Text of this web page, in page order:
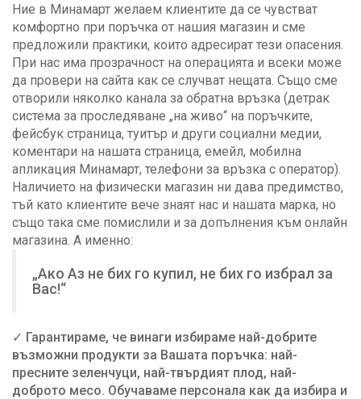
Ние в Минамарт желаем клиентите да се чувстват
комфортно при поръчка от нашия магазин и сме
предложили практики, които адресират тези опасения.
При нас има прозрачност на операцията и всеки може
да провери на сайта как се случват нещата. Също сме
отворили няколко канала за обратна връзка (детрак
система за проследяване „на живо“ на поръчките,
фейсбук страница, туитър и други социални медии,
коментари на нашата страница, емейл, мобилна
апликация Минамарт, телефони за връзка с оператор).
Наличието на физически магазин ни дава предимство,
тъй като клиентите вече знаят нас и нашата марка, но
също така сме помислили и за допълнения към онлайн
магазина. А именно:
„Ако Аз не бих го купил, не бих го избрал за
Вас!“
✓ Гарантираме, че винаги избираме най-добрите
възможни продукти за Вашата поръчка: най-
пресните зеленчуци, най-твърдият плод, най-
доброто месо. Обучаваме персонала как да избира и